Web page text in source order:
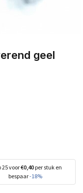
geel
25 voor€0,40 per stuk en
bespaar-18%